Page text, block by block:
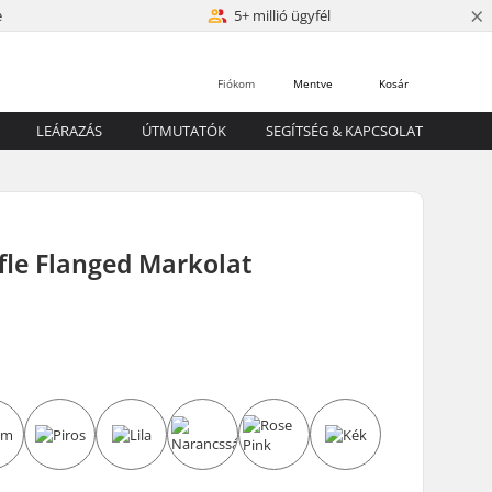
5+ millió ügyfél ×
Kosár
Mentve
Fiókom
LEÁRAZÁS ÚTMUTATÓK SEGÍTSÉG & KAPCSOLAT
Flanged Markolat